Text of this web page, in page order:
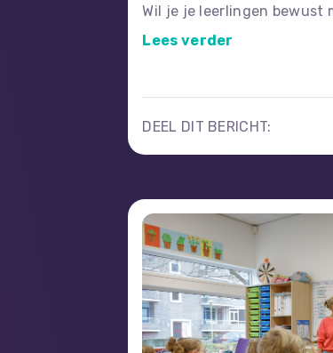
Wil je je leerlingen bewust
(online) privacy? Maak
Lees verder
DEEL DIT BERICHT: